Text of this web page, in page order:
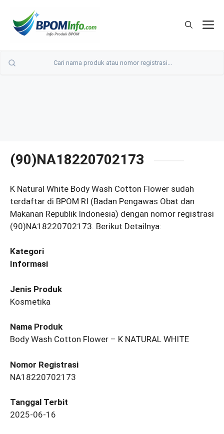
(90)NA18220702173
K Natural White Body Wash Cotton Flower sudah
terdaftar di BPOM RI (Badan Pengawas Obat dan
Makanan Republik Indonesia) dengan nomor registrasi
(90)NA18220702173. Berikut Detailnya:
Kategori
Informasi
Jenis Produk
Kosmetika
Nama Produk
Body Wash Cotton Flower – K NATURAL WHITE
Nomor Registrasi
NA18220702173
Tanggal Terbit
2025-06-16